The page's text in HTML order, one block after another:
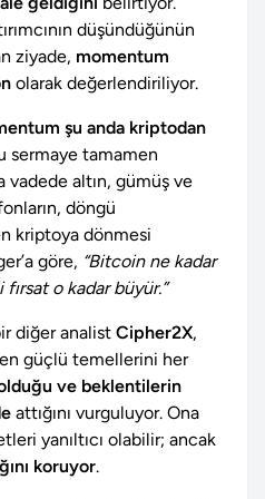
düşündüğünün
ziyade, momentum
olarak değerlendiriliyor.
şu anda kriptodan
sermaye tamamen
vadede altın, gümüş ve
döngü
kriptoya dönmesi
göre, “Bitcoin ne kadar
o kadar büyür.”
diğer analist Cipher2X,
güçlü temellerini her
olduğu ve beklentilerin
attığını vurguluyor. Ona
yanıltıcı olabilir; ancak
koruyor.